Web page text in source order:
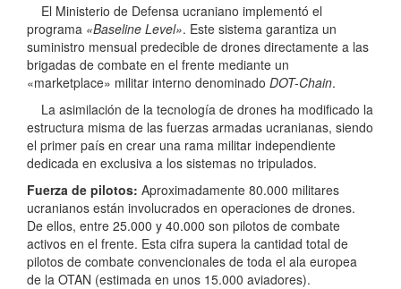
El Ministerio de Defensa ucraniano implementó el
programa «Baseline Level». Este sistema garantiza un
suministro mensual predecible de drones directamente a las
brigadas de combate en el frente mediante un
«marketplace» militar interno denominado DOT-Chain.
La asimilación de la tecnología de drones ha modificado la
estructura misma de las fuerzas armadas ucranianas, siendo
el primer país en crear una rama militar independiente
dedicada en exclusiva a los sistemas no tripulados.
Fuerza de pilotos: Aproximadamente 80.000 militares
ucranianos están involucrados en operaciones de drones.
De ellos, entre 25.000 y 40.000 son pilotos de combate
activos en el frente. Esta cifra supera la cantidad total de
pilotos de combate convencionales de toda el ala europea
de la OTAN (estimada en unos 15.000 aviadores).